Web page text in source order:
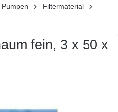
Pumpen
Filtermaterial
fein, 3 x 50 x